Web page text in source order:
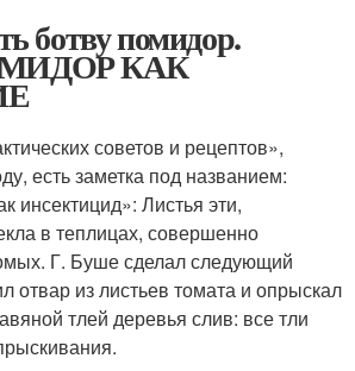
ботву помидор.
КАК
советов и рецептов»,
есть заметка под названием:
инсектицид»: Листья эти,
в теплицах, совершенно
Г. Буше сделал следующий
отвар из листьев томата и опрыскал
тлей деревья слив: все тли